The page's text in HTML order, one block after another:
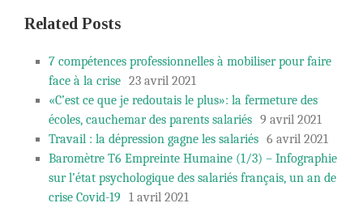
Related Posts
7 compétences professionnelles à mobiliser pour faire
face à la crise 23 avril 2021
«C’est ce que je redoutais le plus»: la fermeture des
écoles, cauchemar des parents salariés 9 avril 2021
Travail : la dépression gagne les salariés 6 avril 2021
Baromètre T6 Empreinte Humaine (1/3) – Infographie
sur l’état psychologique des salariés français, un an de
crise Covid-19
1 avril 2021